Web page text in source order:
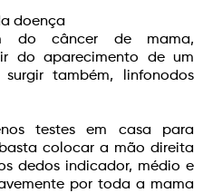
doença
do câncer de mama,
do aparecimento de um
também, linfonodos
testes em casa para
colocar a mão direita
dedos indicador, médio e
por toda a mama